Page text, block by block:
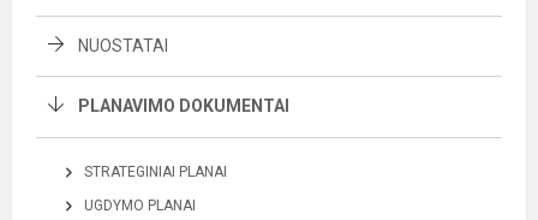
NUOSTATAI
PLANAVIMO DOKUMENTAI
STRATEGINIAI PLANAI
UGDYMO PLANAI